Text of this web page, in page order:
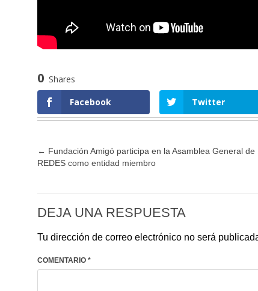
0 Shares
Facebook
Twitter
← Fundación Amigó participa en la Asamblea General de
REDES como entidad miembro
DEJA UNA RESPUESTA
Tu dirección de correo electrónico no será
COMENTARIO *